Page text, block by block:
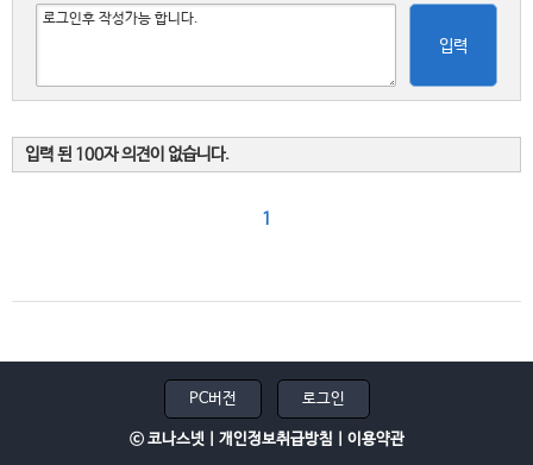
입력
입력 된 100자 의견이 없습니다.
1
PC버전 로그인
ⓒ 코나스넷 | 개인정보취급방침 이용약관